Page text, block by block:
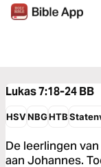
Lukas 7:18-24BB
HSVNBGHTB
De leerlingen
aan Johannes.